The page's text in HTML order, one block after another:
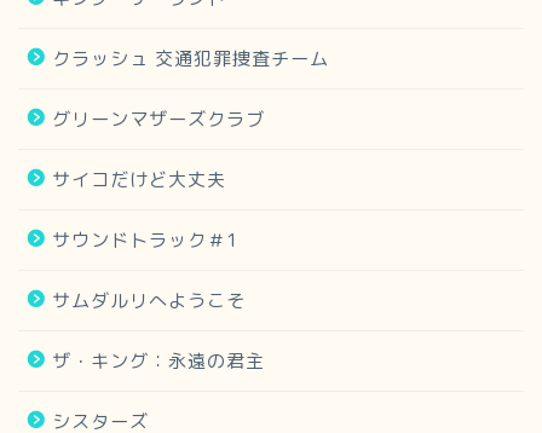
クラッシュ 交通犯罪捜査チーム
グリーンマザーズクラブ
サイコだけど大丈夫
サウンドトラック＃1
サムダルリへようこそ
ザ・キング：永遠の君主
シスターズ